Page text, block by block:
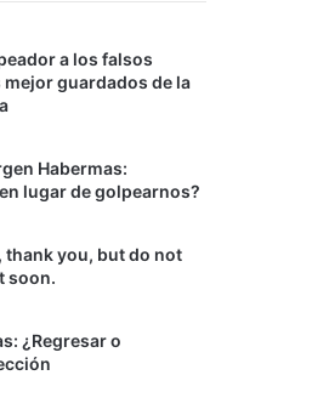
a los falsos
guardados de la
Habermas:
lugar de golpearnos?
thank you, but do not
soon.
¿Regresar o